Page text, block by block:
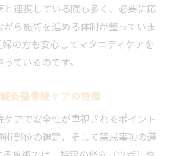
に寄り添う鍼灸整骨院の施術内
で妊婦の腰痛ケアを受けるメリ
体や鍼灸が腰痛改善に役立つ理
や痛みも鍼灸整骨院で安全に緩
と連携している院も多く、必要に応
がら施術を進める体制が整っていま
の方も安心してマタニティケアを
ているのです。
灸整骨院ケアの特徴
アで安全性が重視されるポイント
術部位の選定、そして禁忌事項の遵